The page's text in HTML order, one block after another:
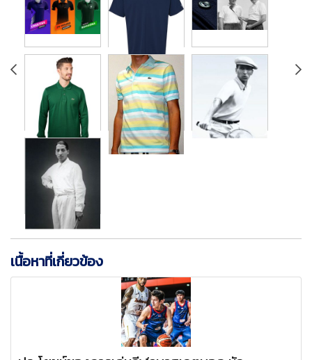
เนื้อหาที่เกี่ยวข้อง